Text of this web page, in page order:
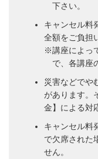
下さい。
キャンセル料
全額をご負担
※講座によっ
で、各講座
災害などでや
があります。
金】による対
キャンセル料
で欠席された
せん。